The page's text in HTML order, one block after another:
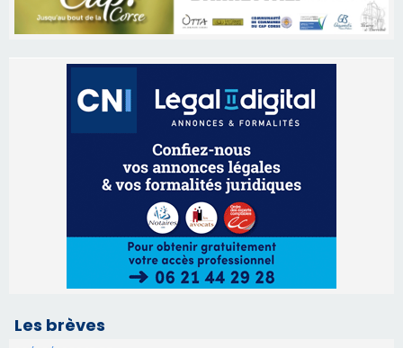
Les brèves
Ucciani – Marché des producteurs à Cruculi le
Corte – L’association A Nuciola organise une
projection sous les étoiles
Alata - Soirée Tango Argentin au stade de San